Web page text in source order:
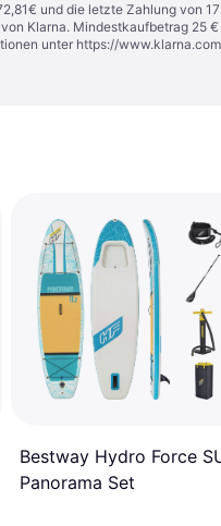
und die letzte Zahlung von
Klarna. Mindestkaufbetrag 25
unter https://
Bestway Hydro Force
Panorama Set